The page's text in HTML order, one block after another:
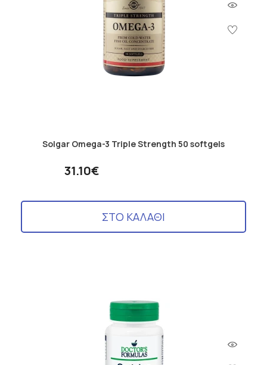
Solgar Omega-3 Triple Strength 50 softgels
31.10€
ΣΤΟ ΚΑΛΑΘΙ